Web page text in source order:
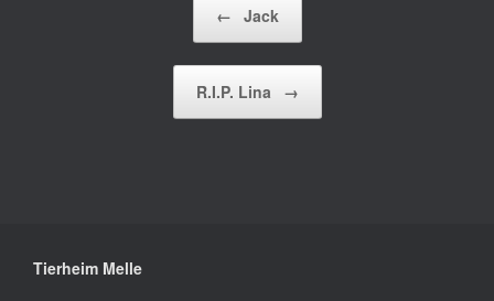
← Jack
R.I.P. Lina →
Tierheim Melle